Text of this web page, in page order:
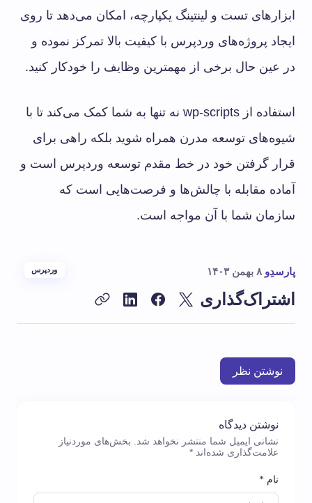
ابزارهای تست و لینتینگ یکپارچه، امکان می‌دهد تا روی
ایجاد پروژه‌های وردپرس با کیفیت بالا تمرکز نموده و
در عین حال برخی از مهمترین وظایف را خودکار کنید.
استفاده از wp-scripts نه تنها به شما کمک می‌کند تا با
شیوه‌های توسعه مدرن همراه شوید بلکه راهی برای
قرار گرفتن خود در خط مقدم توسعه وردپرس است و
آماده مقابله با چالش‌ها و فرصت‌هایی است که
سازمان شما با آن مواجه است.
پارسدِو ۸ بهمن ۱۴۰۳ وردپرس
اشتراک‌گذاری
نوشتن نظر
نوشتن دیدگاه
نشانی ایمیل شما منتشر نخواهد شد.
بخش‌های موردنیاز
علامت‌گذاری شده‌اند *
نام *